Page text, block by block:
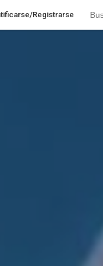
Registrarse